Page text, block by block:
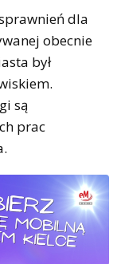
dla
obecnie
był
są
prac